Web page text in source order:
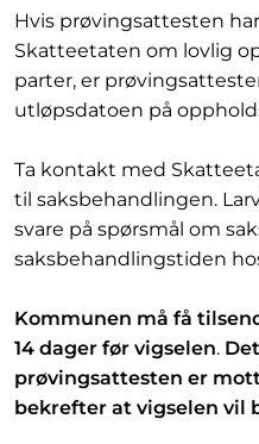
Hvis prøvingsattesten
Skatteetaten om lovlig
parter, er
utløpsdatoen på
Ta kontakt med
til saksbehandlingen.
svare på spørsmål om
saksbehandlingstiden
Kommunen må få
14 dager før vigselen.
prøvingsattesten er
bekrefter at vigselen vil